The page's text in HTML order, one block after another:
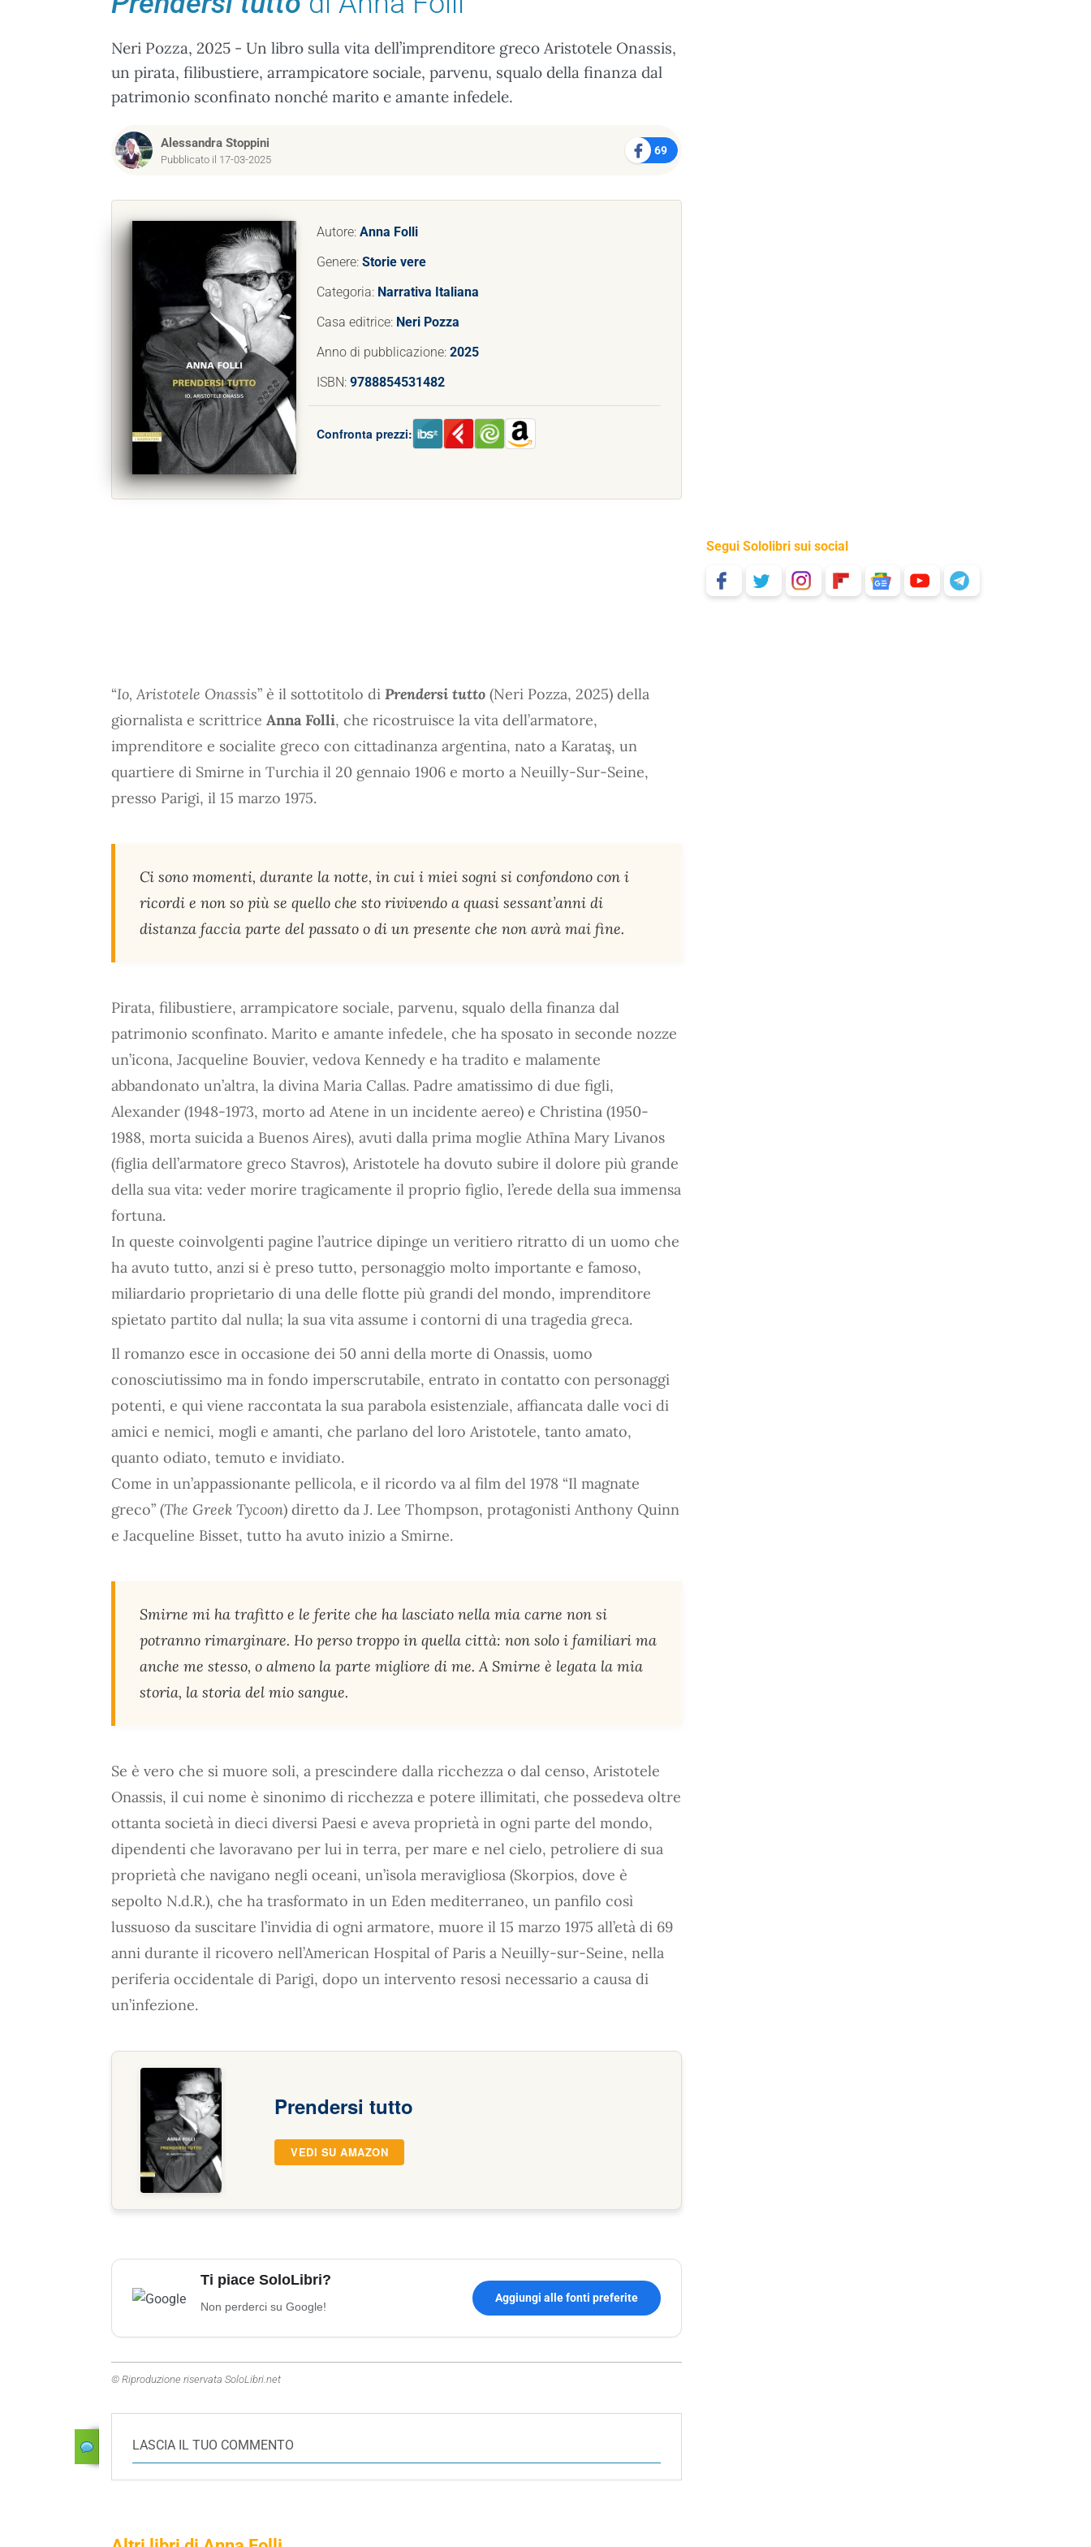
Neri Pozza, 2025 - Un libro sulla vita dell’imprenditore greco Aristotele Onassis,
un pirata, filibustiere, arrampicatore sociale, parvenu, squalo della finanza dal
patrimonio sconfinato nonché marito e amante infedele.
Alessandra Stoppini
Pubblicato il 17-03-2025
69
Autore: Anna Folli
Genere: Storie vere
Categoria: Narrativa Italiana
Casa editrice: Neri Pozza
Anno di pubblicazione: 2025
ISBN: 9788854531482
Confronta prezzi:
“Io, Aristotele Onassis” è il sottotitolo di Prendersi tutto (Neri Pozza, 2025) della
giornalista e scrittrice Anna Folli, che ricostruisce la vita dell’armatore,
imprenditore e socialite greco con cittadinanza argentina, nato a Karataş, un
quartiere di Smirne in Turchia il 20 gennaio 1906 e morto a Neuilly-Sur-Seine,
presso Parigi, il 15 marzo 1975.
Ci sono momenti, durante la notte, in cui i miei sogni si confondono con i
ricordi e non so più se quello che sto rivivendo a quasi sessant’anni di
distanza faccia parte del passato o di un presente che non avrà mai fine.
Pirata, filibustiere, arrampicatore sociale, parvenu, squalo della finanza dal
patrimonio sconfinato. Marito e amante infedele, che ha sposato in seconde nozze
un’icona, Jacqueline Bouvier, vedova Kennedy e ha tradito e malamente
abbandonato un’altra, la divina Maria Callas. Padre amatissimo di due figli,
Alexander (1948-1973, morto ad Atene in un incidente aereo) e Christina (1950-
1988, morta suicida a Buenos Aires), avuti dalla prima moglie Athīna Mary Livanos
(figlia dell’armatore greco Stavros), Aristotele ha dovuto subire il dolore più grande
della sua vita: veder morire tragicamente il proprio figlio, l’erede della sua immensa
fortuna.
In queste coinvolgenti pagine l’autrice dipinge un veritiero ritratto di un uomo che
ha avuto tutto, anzi si è preso tutto, personaggio molto importante e famoso,
miliardario proprietario di una delle flotte più grandi del mondo, imprenditore
spietato partito dal nulla; la sua vita assume i contorni di una tragedia greca.
Il romanzo esce in occasione dei 50 anni della morte di Onassis, uomo
conosciutissimo ma in fondo imperscrutabile, entrato in contatto con personaggi
potenti, e qui viene raccontata la sua parabola esistenziale, affiancata dalle voci di
amici e nemici, mogli e amanti, che parlano del loro Aristotele, tanto amato,
quanto odiato, temuto e invidiato.
Come in un’appassionante pellicola, e il ricordo va al film del 1978 “Il magnate
greco” (The Greek Tycoon) diretto da J. Lee Thompson, protagonisti Anthony Quinn
e Jacqueline Bisset, tutto ha avuto inizio a Smirne.
Smirne mi ha trafitto e le ferite che ha lasciato nella mia carne non si
potranno rimarginare. Ho perso troppo in quella città: non solo i familiari ma
anche me stesso, o almeno la parte migliore di me. A Smirne è legata la mia
storia, la storia del mio sangue.
Se è vero che si muore soli, a prescindere dalla ricchezza o dal censo, Aristotele
Onassis, il cui nome è sinonimo di ricchezza e potere illimitati, che possedeva oltre
ottanta società in dieci diversi Paesi e aveva proprietà in ogni parte del mondo,
dipendenti che lavoravano per lui in terra, per mare e nel cielo, petroliere di sua
proprietà che navigano negli oceani, un’isola meravigliosa (Skorpios, dove è
sepolto N.d.R.), che ha trasformato in un Eden mediterraneo, un panfilo così
lussuoso da suscitare l’invidia di ogni armatore, muore il 15 marzo 1975 all’età di 69
anni durante il ricovero nell’American Hospital of Paris a Neuilly-sur-Seine, nella
periferia occidentale di Parigi, dopo un intervento resosi necessario a causa di
un’infezione.
Prendersi tutto
VEDI SU AMAZON
Ti piace SoloLibri?
Non perderci su Google!
Aggiungi alle fonti preferite
© Riproduzione riservata SoloLibri.net
LASCIA IL TUO COMMENTO
Segui Sololibri sui social